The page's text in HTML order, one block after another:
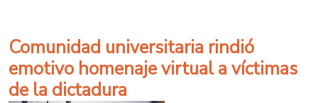
Comunidad universitaria rindió
emotivo homenaje virtual a víctimas
de la dictadura